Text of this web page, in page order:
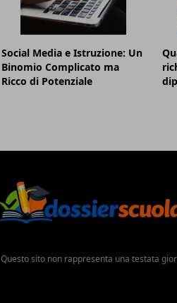
Social Media e Istruzione: Un
Binomio Complicato ma
Ricco di Potenziale
Questo sito non rappresenta una testata